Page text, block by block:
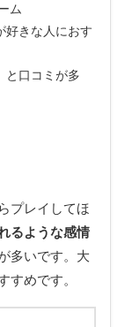
ム
好きな人におす
と口コミが多
プレイしてほ
るような感情
多いです。大
すめです。